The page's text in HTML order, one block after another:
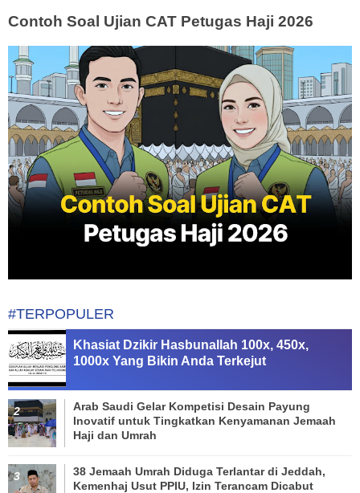
Contoh Soal Ujian CAT Petugas Haji 2026
#TERPOPULER
Khasiat Dzikir Hasbunallah 100x, 450x,
1000x Yang Bikin Anda Terkejut
Arab Saudi Gelar Kompetisi Desain Payung
Inovatif untuk Tingkatkan Kenyamanan Jemaah
Haji dan Umrah
38 Jemaah Umrah Diduga Terlantar di Jeddah,
Kemenhaj Usut PPIU, Izin Terancam Dicabut